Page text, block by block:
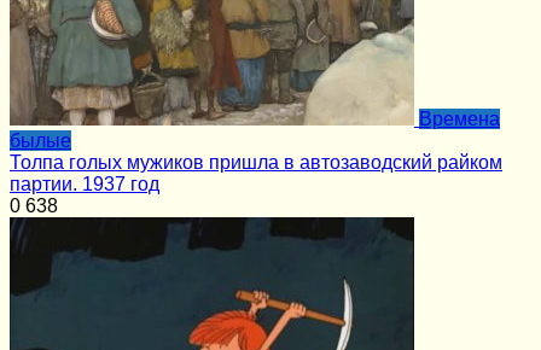
Времена
былые
Толпа голых мужиков пришла в автозаводский райком
партии. 1937 год
0 638